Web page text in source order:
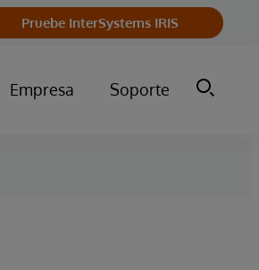
Pruebe InterSystems IRIS
Empresa Soporte